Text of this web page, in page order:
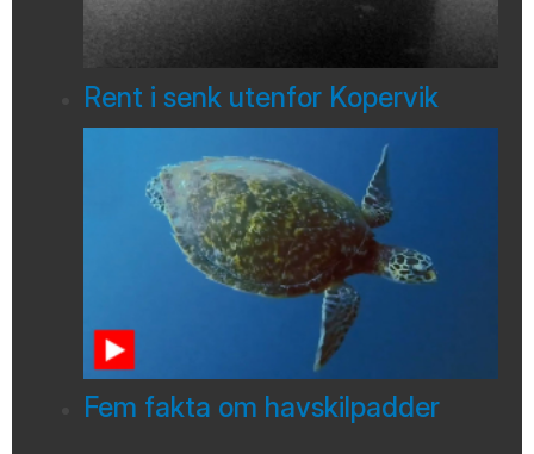
Rent i senk utenfor Kopervik
Fem fakta om havskilpadder